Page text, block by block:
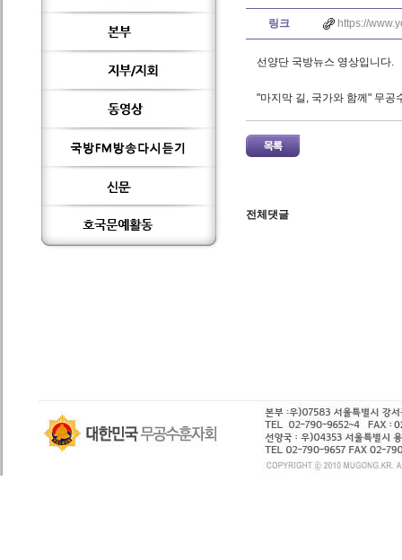
링크 https://
선양단 국방뉴스 영상입니다.
"마지막 길, 국가와 함께" 무공
전체댓글